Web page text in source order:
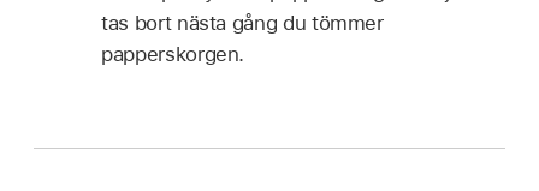
tas bort nästa gång du tömmer
papperskorgen.